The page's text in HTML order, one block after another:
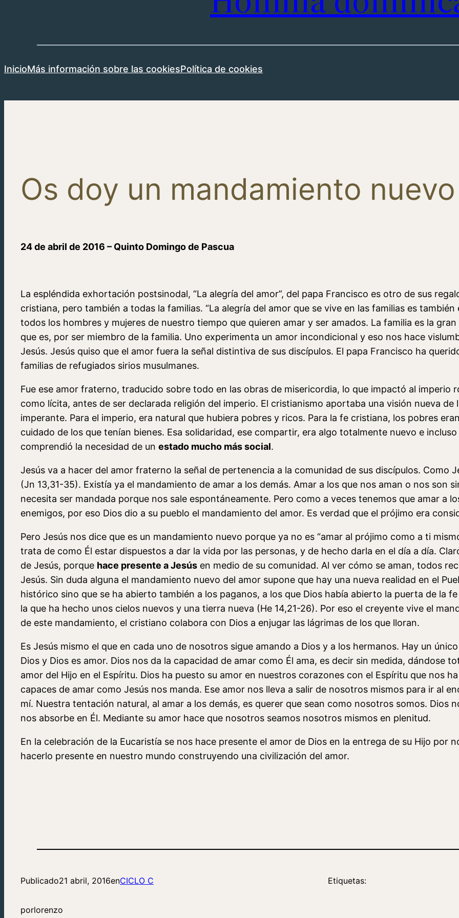
InicioMás información sobre las cookiesPolítica de cookies
Os doy un mandamiento nuevo
24 de abril de 2016 – Quinto Domingo de Pascua
La espléndida exhortación postsinodal, “La alegría del amor”, del papa Francisco es otro de sus
cristiana, pero también a todas la familias. “La alegría del amor que se vive en las familias es también
todos los hombres y mujeres de nuestro tiempo que quieren amar y ser amados. La familia es la gran
que es, por ser miembro de la familia. Uno experimenta un amor incondicional y eso nos hace
Jesús. Jesús quiso que el amor fuera la señal distintiva de sus discípulos. El papa Francisco ha
familias de refugiados sirios musulmanes.
Fue ese amor fraterno, traducido sobre todo en las obras de misericordia, lo que impactó al imperio
como lícita, antes de ser declarada religión del imperio. El cristianismo aportaba una visión nueva
imperante. Para el imperio, era natural que hubiera pobres y ricos. Para la fe cristiana, los pobres
cuidado de los que tenían bienes. Esa solidaridad, ese compartir, era algo totalmente nuevo e
comprendió la necesidad de un estado mucho más social.
Jesús va a hacer del amor fraterno la señal de pertenencia a la comunidad de sus discípulos. Como
(Jn 13,31-35). Existía ya el mandamiento de amar a los demás. Amar a los que nos aman o nos son
necesita ser mandada porque nos sale espontáneamente. Pero como a veces tenemos que amar a
enemigos, por eso Dios dio a su pueblo el mandamiento del amor. Es verdad que el prójimo era
Pero Jesús nos dice que es un mandamiento nuevo porque ya no es “amar al prójimo como a ti
trata de como Él estar dispuestos a dar la vida por las personas, y de hecho darla en el día a día.
de Jesús, porque hace presente a Jesús en medio de su comunidad. Al ver cómo se aman, todos
Jesús. Sin duda alguna el mandamiento nuevo del amor supone que hay una nueva realidad en el
histórico sino que se ha abierto también a los paganos, a los que Dios había abierto la puerta de la
la que ha hecho unos cielos nuevos y una tierra nueva (He 14,21-26). Por eso el creyente vive el
de este mandamiento, el cristiano colabora con Dios a enjugar las lágrimas de los que lloran.
Es Jesús mismo el que en cada uno de nosotros sigue amando a Dios y a los hermanos. Hay un
Dios y Dios es amor. Dios nos da la capacidad de amar como Él ama, es decir sin medida, dándose
amor del Hijo en el Espíritu. Dios ha puesto su amor en nuestros corazones con el Espíritu que nos
capaces de amar como Jesús nos manda. Ese amor nos lleva a salir de nosotros mismos para ir al
mí. Nuestra tentación natural, al amar a los demás, es querer que sean como nosotros somos. Dios
nos absorbe en Él. Mediante su amor hace que nosotros seamos nosotros mismos en plenitud.
En la celebración de la Eucaristía se nos hace presente el amor de Dios en la entrega de su Hijo por
hacerlo presente en nuestro mundo construyendo una civilización del amor.
Publicado21 abril, 2016enCICLO C
porlorenzo
Etiquetas: